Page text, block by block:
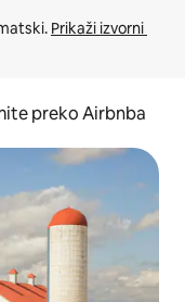
Prikaži izvorni
preko Airbnba